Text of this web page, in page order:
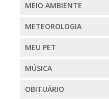
MEIO AMBIENTE
METEOROLOGIA
MEU PET
MÚSICA
OBITUÁRIO